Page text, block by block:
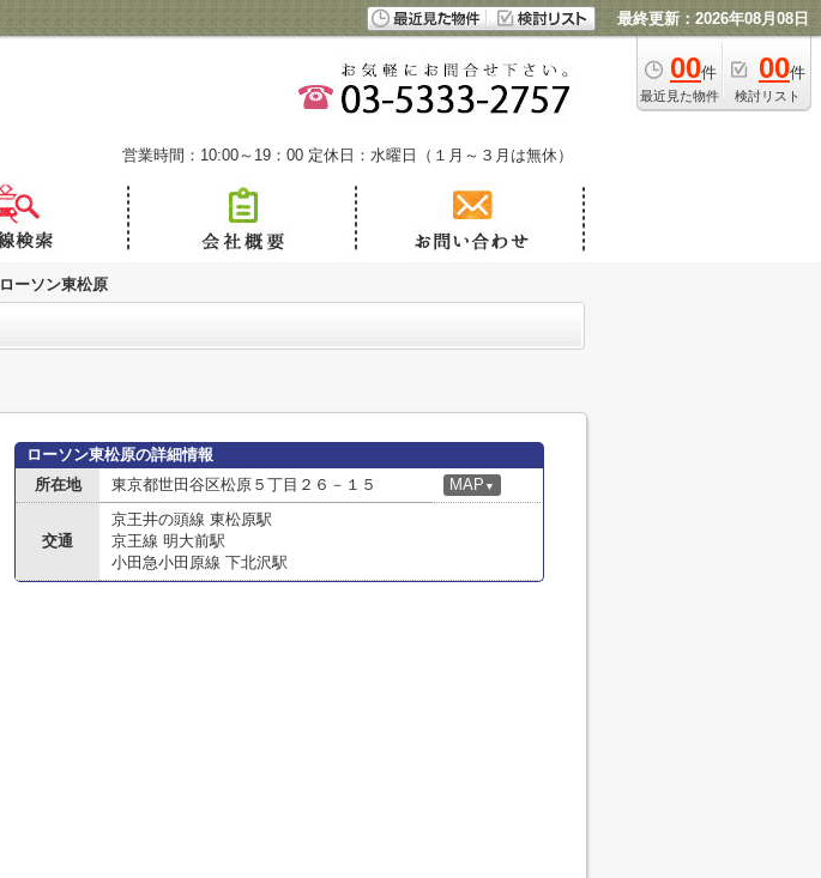
最終更新：2026年08月08日
00件
最近見た物件
00件
検討リスト
営業時間：10:00～19：00 定休日：水曜日（１月～３月は無休）
ローソン東松原
ローソン東松原の詳細情報
所在地
東京都世田谷区松原５丁目２６－１５ MAP ▼
交通
京王井の頭線 東松原駅
京王線 明大前駅
小田急小田原線 下北沢駅